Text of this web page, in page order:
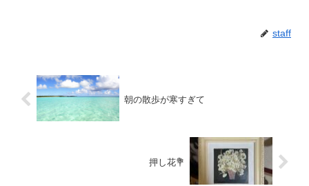
staff
朝の散歩が寒すぎて
押し花💐